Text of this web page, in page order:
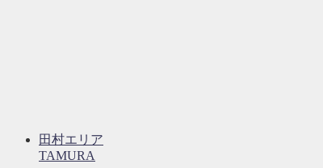
田村エリア
TAMURA